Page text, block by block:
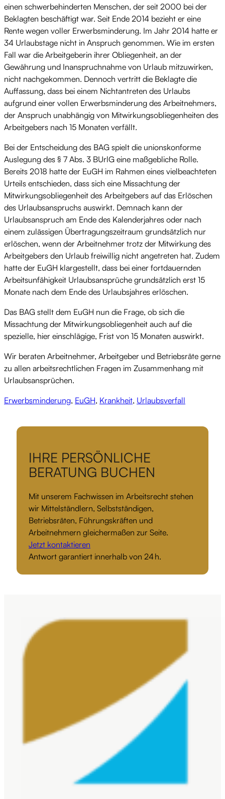
einen schwerbehinderten Menschen, der seit 2000 bei der
Beklagten beschäftigt war. Seit Ende 2014 bezieht er eine
Rente wegen voller Erwerbsminderung. Im Jahr 2014 hatte er
34 Urlaubstage nicht in Anspruch genommen. Wie im ersten
Fall war die Arbeitgeberin ihrer Obliegenheit, an der
Gewährung und Inanspruchnahme von Urlaub mitzuwirken,
nicht nachgekommen. Dennoch vertritt die Beklagte die
Auffassung, dass bei einem Nichtantreten des Urlaubs
aufgrund einer vollen Erwerbsminderung des Arbeitnehmers,
der Anspruch unabhängig von Mitwirkungsobliegenheiten des
Arbeitgebers nach 15 Monaten verfällt.
Bei der Entscheidung des BAG spielt die unionskonforme
Auslegung des § 7 Abs. 3 BUrlG eine maßgebliche Rolle.
Bereits 2018 hatte der EuGH im Rahmen eines vielbeachteten
Urteils entschieden, dass sich eine Missachtung der
Mitwirkungsobliegenheit des Arbeitgebers auf das Erlöschen
des Urlaubsanspruchs auswirkt. Demnach kann der
Urlaubsanspruch am Ende des Kalenderjahres oder nach
einem zulässigen Übertragungszeitraum grundsätzlich nur
erlöschen, wenn der Arbeitnehmer trotz der Mitwirkung des
Arbeitgebers den Urlaub freiwillig nicht angetreten hat. Zudem
hatte der EuGH klargestellt, dass bei einer fortdauernden
Arbeitsunfähigkeit Urlaubsansprüche grundsätzlich erst 15
Monate nach dem Ende des Urlaubsjahres erlöschen.
Das BAG stellt dem EuGH nun die Frage, ob sich die
Missachtung der Mitwirkungsobliegenheit auch auf die
spezielle, hier einschlägige, Frist von 15 Monaten auswirkt.
Wir beraten Arbeitnehmer, Arbeitgeber und Betriebsräte gerne
zu allen arbeitsrechtlichen Fragen im Zusammenhang mit
Urlaubsansprüchen.
Erwerbsminderung, EuGH, Krankheit, Urlaubsverfall
IHRE PERSÖNLICHE
BERATUNG BUCHEN
Mit unserem Fachwissen im Arbeitsrecht stehen
wir Mittelständlern, Selbstständigen,
Betriebsräten, Führungskräften und
Arbeitnehmern gleichermaßen zur Seite.
Jetzt kontaktieren
Antwort garantiert innerhalb von 24 h.